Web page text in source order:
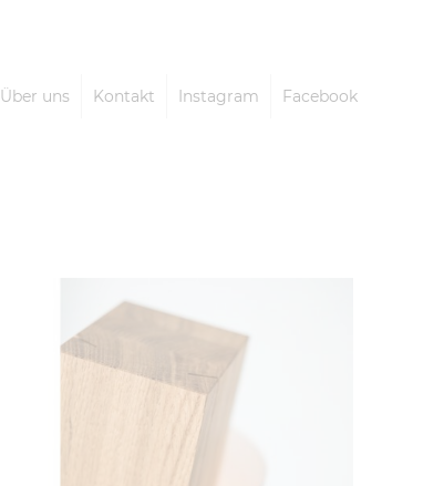
Über uns Kontakt Instagram Facebook